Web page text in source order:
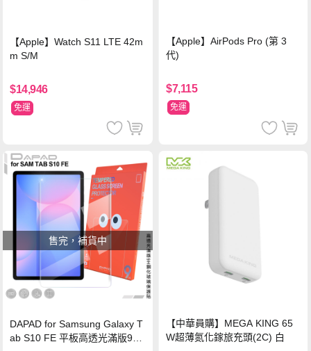
【Apple】Watch S11 LTE 42m
m S/M
$14,946
免運
【Apple】AirPods Pro (第 3
代)
$7,115
免運
售完，補貨中
DAPAD for Samsung Galaxy T
ab S10 FE 平板高透光滿版9H
【中華員購】MEGA KING 65
W超薄氮化鎵旅充頭(2C) 白